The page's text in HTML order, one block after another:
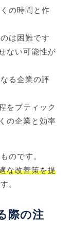
の時間と作
は困難です
ない可能性が
る企業の評
をブティック
の企業と効率
のです。
な改善策を提
。
際の注